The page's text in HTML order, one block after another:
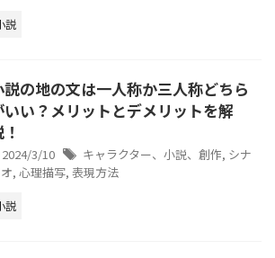
説
説の地の文は一人称か三人称どちら
いい？メリットとデメリットを解
2024/3/10 キャラクター、小説、創作, シナ
, 心理描写, 表現方法
説